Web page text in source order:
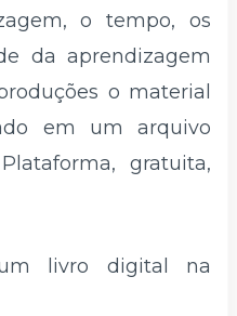
o tempo, os
da aprendizagem
o material
em um arquivo
gratuita,
livro digital na